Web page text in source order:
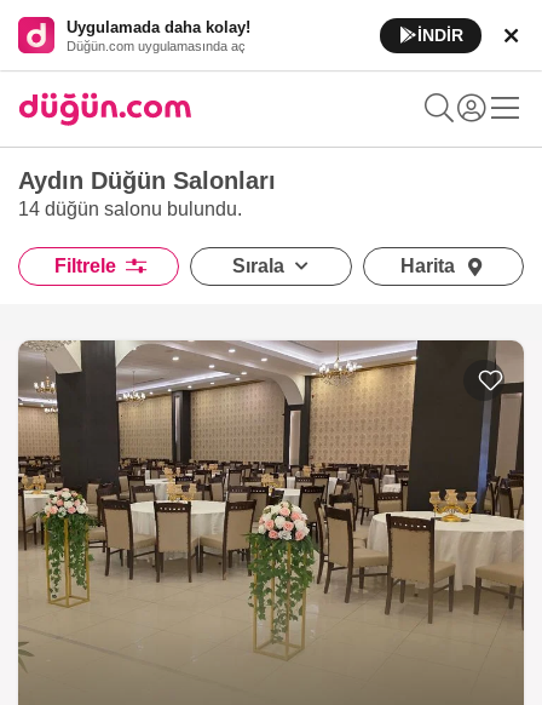
Uygulamada daha kolay!
Düğün.com uygulamasında aç
İNDİR
Aydın Düğün Salonları
14 düğün salonu bulundu.
Filtrele Sırala Harita